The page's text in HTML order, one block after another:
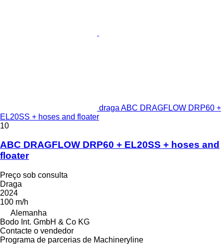
draga ABC DRAGFLOW DRP60 +
EL20SS + hoses and floater
10
ABC DRAGFLOW DRP60 + EL20SS + hoses and
floater
Preço sob consulta
Draga
2024
100 m/h
Alemanha
Bodo Int. GmbH & Co KG
Contacte o vendedor
Programa de parcerias de Machineryline